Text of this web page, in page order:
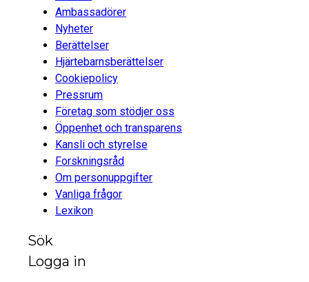
Ambassadörer
Nyheter
Berättelser
Hjärtebarnsberättelser
Cookiepolicy
Pressrum
Företag som stödjer oss
Öppenhet och transparens
Kansli och styrelse
Forskningsråd
Om personuppgifter
Vanliga frågor
Lexikon
Sök
Logga in